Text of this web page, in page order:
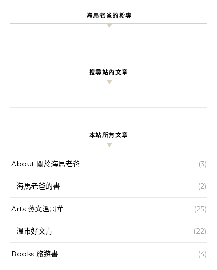
海馬老爸的粉專
搜尋站內文章
本站所有文章
About 關於海馬老爸 (3)
海馬老爸的書 (2)
Arts 藝文溫哥華 (25)
溫市好文青 (22)
Books 旅遊書 (4)